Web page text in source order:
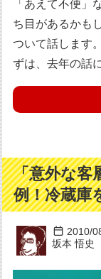
「あえて不便」
ち目があるかも
ついて話します
ずは、去年の話
「意外な客
例！冷蔵庫
2010/
坂本 悟史